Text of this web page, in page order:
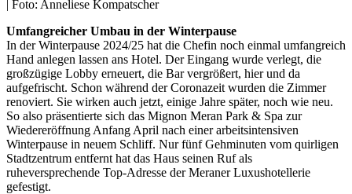
| Foto: Anneliese Kompatscher
Umfangreicher Umbau in der Winterpause
In der Winterpause 2024/25 hat die Chefin noch einmal umfangreich
Hand anlegen lassen ans Hotel. Der Eingang wurde verlegt, die
großzügige Lobby erneuert, die Bar vergrößert, hier und da
aufgefrischt. Schon während der Coronazeit wurden die Zimmer
renoviert. Sie wirken auch jetzt, einige Jahre später, noch wie neu.
So also präsentierte sich das Mignon Meran Park & Spa zur
Wiedereröffnung Anfang April nach einer arbeitsintensiven
Winterpause in neuem Schliff. Nur fünf Gehminuten vom quirligen
Stadtzentrum entfernt hat das Haus seinen Ruf als
ruheversprechende Top-Adresse der Meraner Luxushotellerie
gefestigt.